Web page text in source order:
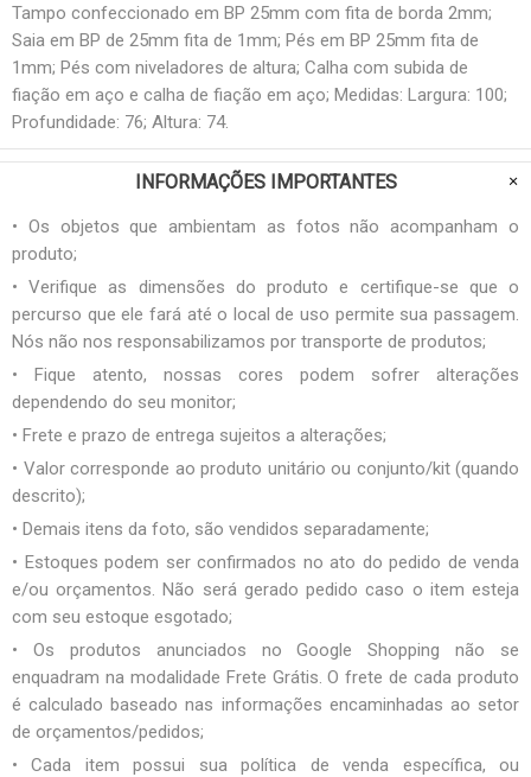
Tampo confeccionado em BP 25mm com fita de borda 2mm;
Saia em BP de 25mm fita de 1mm; Pés em BP 25mm fita de
1mm; Pés com niveladores de altura; Calha com subida de
fiação em aço e calha de fiação em aço; Medidas: Largura: 100;
Profundidade: 76; Altura: 74.
INFORMAÇÕES IMPORTANTES
• Os objetos que ambientam as fotos não acompanham o
produto;
• Verifique as dimensões do produto e certifique-se que o
percurso que ele fará até o local de uso permite sua passagem.
Nós não nos responsabilizamos por transporte de produtos;
• Fique atento, nossas cores podem sofrer alterações
dependendo do seu monitor;
• Frete e prazo de entrega sujeitos a alterações;
• Valor corresponde ao produto unitário ou conjunto/kit (quando
descrito);
• Demais itens da foto, são vendidos separadamente;
• Estoques podem ser confirmados no ato do pedido de venda
e/ou orçamentos. Não será gerado pedido caso o item esteja
com seu estoque esgotado;
• Os produtos anunciados no Google Shopping não se
enquadram na modalidade Frete Grátis. O frete de cada produto
é calculado baseado nas informações encaminhadas ao setor
de orçamentos/pedidos;
• Cada item possui sua política de venda específica, ou